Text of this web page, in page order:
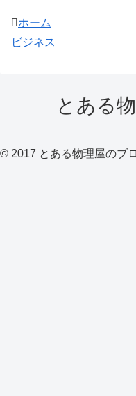
ホーム
ビジネス
とある
© 2017 とある物理屋のブ